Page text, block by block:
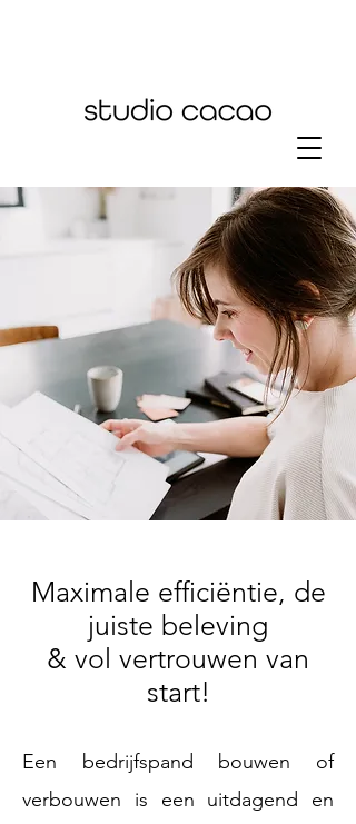
Maximale efficiëntie, de
juiste beleving
& vol vertrouwen van
start!
Een bedrijfspand bouwen of
verbouwen is een uitdagend en